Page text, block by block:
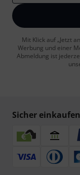
Mit Klick auf „Jetzt
Werbung und einer
Abmeldung ist
Sicher